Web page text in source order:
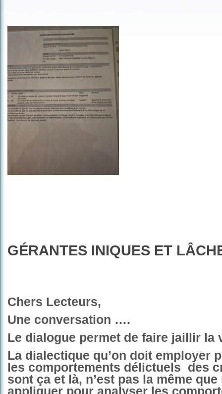
GÉRANTES INIQUES ET
Chers Lecteurs,
Une conversation ….
Le dialogue permet de faire jaillir la
La dialectique qu’on doit employer
les comportements délictuels des
sont ça et là, n’est pas la même
appliquer pour analyser les